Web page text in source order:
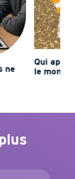
Qui
le monde ?